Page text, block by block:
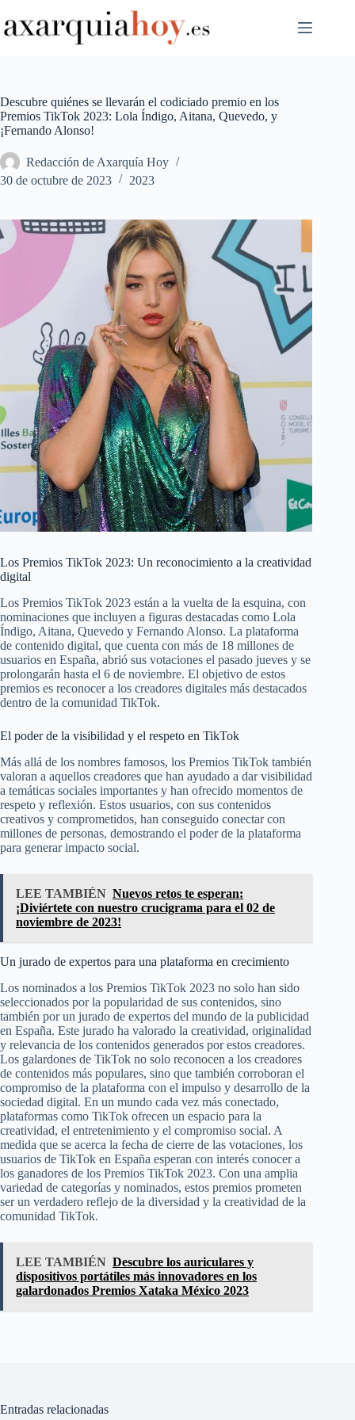
al
contenido
Descubre quiénes se llevarán el codiciado premio en los
Premios TikTok 2023: Lola Índigo, Aitana, Quevedo, y
¡Fernando Alonso!
Redacción de Axarquía Hoy
30 de octubre de 2023
2023
Los Premios TikTok 2023: Un reconocimiento a la creatividad
digital
Los Premios TikTok 2023 están a la vuelta de la esquina, con
nominaciones que incluyen a figuras destacadas como Lola
Índigo, Aitana, Quevedo y Fernando Alonso. La plataforma
de contenido digital, que cuenta con más de 18 millones de
usuarios en España, abrió sus votaciones el pasado jueves y se
prolongarán hasta el 6 de noviembre. El objetivo de estos
premios es reconocer a los creadores digitales más destacados
dentro de la comunidad TikTok.
El poder de la visibilidad y el respeto en TikTok
Más allá de los nombres famosos, los Premios TikTok también
valoran a aquellos creadores que han ayudado a dar visibilidad
a temáticas sociales importantes y han ofrecido momentos de
respeto y reflexión. Estos usuarios, con sus contenidos
creativos y comprometidos, han conseguido conectar con
millones de personas, demostrando el poder de la plataforma
para generar impacto social.
LEE TAMBIÉN Nuevos retos te esperan:
¡Diviértete con nuestro crucigrama para el 02 de
noviembre de 2023!
Un jurado de expertos para una plataforma en crecimiento
Los nominados a los Premios TikTok 2023 no solo han sido
seleccionados por la popularidad de sus contenidos, sino
también por un jurado de expertos del mundo de la publicidad
en España. Este jurado ha valorado la creatividad, originalidad
y relevancia de los contenidos generados por estos creadores.
Los galardones de TikTok no solo reconocen a los creadores
de contenidos más populares, sino que también corroboran el
compromiso de la plataforma con el impulso y desarrollo de la
sociedad digital. En un mundo cada vez más conectado,
plataformas como TikTok ofrecen un espacio para la
creatividad, el entretenimiento y el compromiso social. A
medida que se acerca la fecha de cierre de las votaciones, los
usuarios de TikTok en España esperan con interés conocer a
los ganadores de los Premios TikTok 2023. Con una amplia
variedad de categorías y nominados, estos premios prometen
ser un verdadero reflejo de la diversidad y la creatividad de la
comunidad TikTok.
LEE TAMBIÉN Descubre los auriculares y
dispositivos portátiles más innovadores en los
galardonados Premios Xataka México 2023
Entradas relacionadas